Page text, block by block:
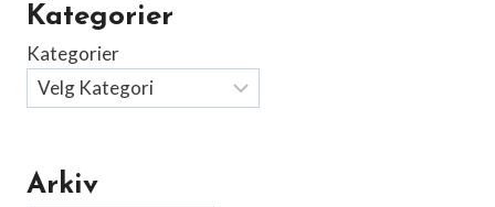
Kategorier
Kategorier
Arkiv